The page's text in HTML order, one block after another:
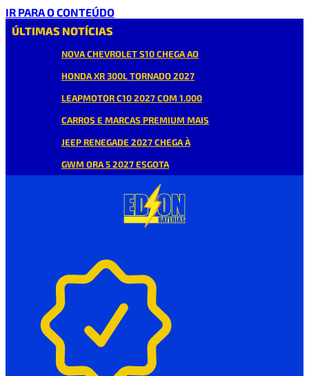
IR PARA O CONTEÚDO
ÚLTIMAS NOTÍCIAS
NOVA CHEVROLET S10 CHEGA AO
HONDA XR 300L TORNADO 2027
LEAPMOTOR C10 2027 COM 1.000
CARROS E MARCAS PREMIUM MAIS
JEEP RENEGADE 2027 CHEGA À
GWM ORA 5 2027 ESGOTA